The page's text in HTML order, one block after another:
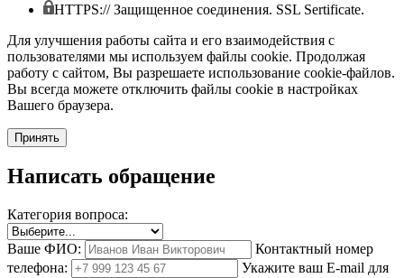
HTTPS:// Защищенное соединения. SSL Sertificate.
Для улучшения работы сайта и его взаимодействия с
пользователями мы используем файлы cookie. Продолжая
работу с сайтом, Вы разрешаете использование cookie-файлов.
Вы всегда можете отключить файлы cookie в настройках
Вашего браузера.
Принять
Написать обращение
Категория вопроса:
Ваше ФИО:
Контактный номер
телефона:
Укажите ваш E-mail для